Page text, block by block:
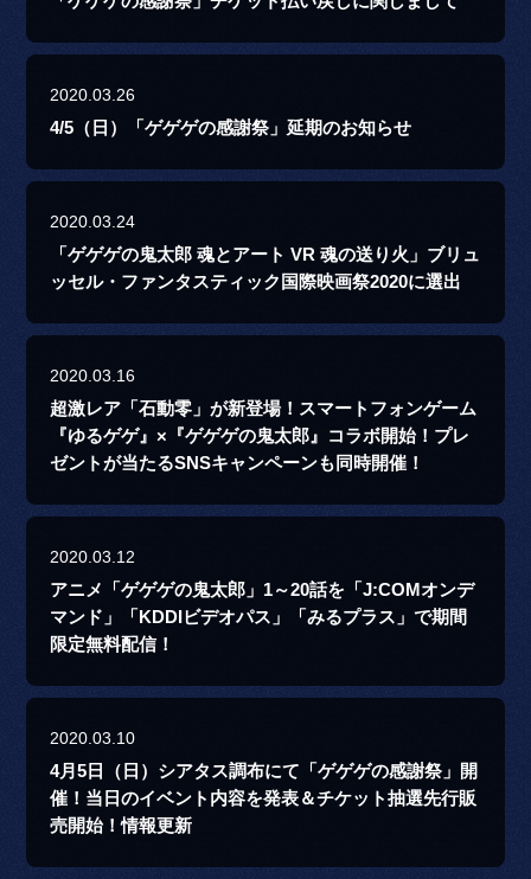
2020.03.26
4/5（日）「ゲゲゲの感謝祭」延期のお知らせ
2020.03.24
「ゲゲゲの鬼太郎 魂とアート VR 魂の送り火」ブリュ
ッセル・ファンタスティック国際映画祭2020に選出
2020.03.16
超激レア「石動零」が新登場！スマートフォンゲーム
『ゆるゲゲ』×『ゲゲゲの鬼太郎』コラボ開始！プレ
ゼントが当たるSNSキャンペーンも同時開催！
2020.03.12
アニメ「ゲゲゲの鬼太郎」1～20話を「J:COMオンデ
マンド」「KDDIビデオパス」「みるプラス」で期間
限定無料配信！
2020.03.10
4月5日（日）シアタス調布にて「ゲゲゲの感謝祭」開
催！当日のイベント内容を発表＆チケット抽選先行販
売開始！情報更新